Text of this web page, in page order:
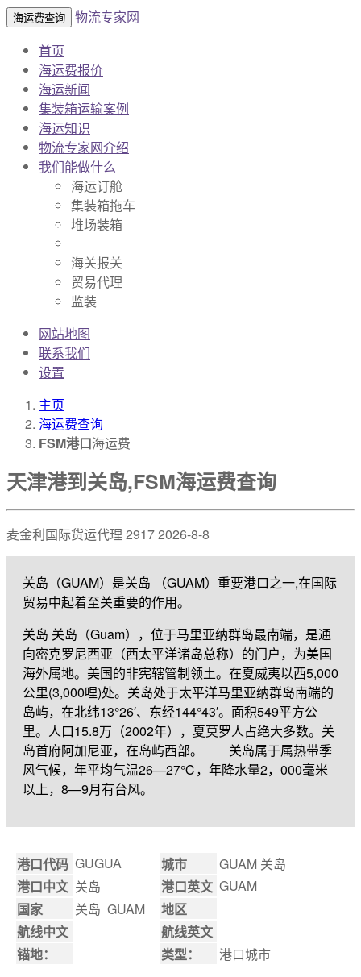
海运费查询
物流专家网
首页
海运费报价
海运新闻
集装箱运输案例
海运知识
物流专家网介绍
我们能做什么
海运订舱
集装箱拖车
堆场装箱
海关报关
贸易代理
监装
网站地图
联系我们
设置
主页
海运费查询
FSM港口海运费
天津港到关岛,FSM海运费查询
麦金利国际货运代理 29172026-8-8
关岛（GUAM）是关岛 （GUAM）重要港口之一,在国际
贸易中起着至关重要的作用。
关岛 关岛（Guam），位于马里亚纳群岛最南端，是通
向密克罗尼西亚（西太平洋诸岛总称）的门户，为美国
海外属地。美国的非宪辖管制领土。在夏威夷以西5,000
公里(3,000哩)处。关岛处于太平洋马里亚纳群岛南端的
岛屿，在北纬13°26′、东经144°43′。面积549平方公
里。人口15.8万（2002年），夏莫罗人占绝大多数。关
岛首府阿加尼亚，在岛屿西部。 关岛属于属热带季
风气候，年平均气温26—27℃，年降水量2，000毫米
以上，8—9月有台风。
港口代码 GUGUA 城市
GUAM 关岛
港口中文 关岛 港口英文 GUAM
国家
关岛 GUAM
地区
航线中文
航线英文
锚地：
类型： 港口城市